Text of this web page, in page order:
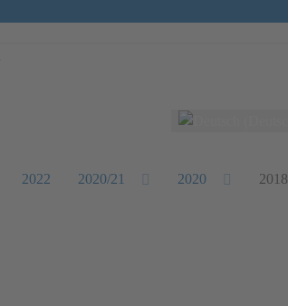
auswählen
2022 2020/21 2020 2018